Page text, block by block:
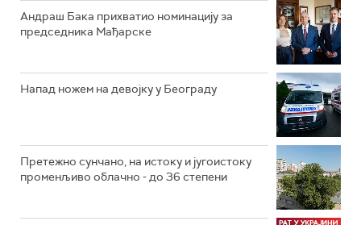
Андраш Бака прихватио номинацију за
председника Мађарске
Напад ножем на девојку у Београду
Претежно сунчано, на истоку и југоистоку
променљиво облачно - до 36 степени